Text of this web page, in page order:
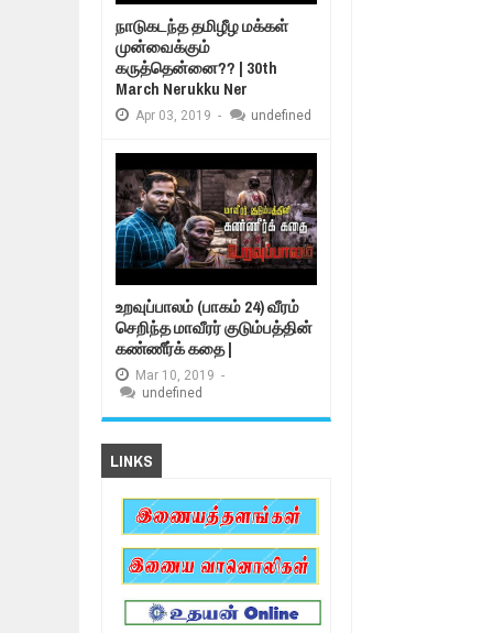
நாடுகடந்த தமிழீழ மக்கள்
முன்வைக்கும்
கருத்தென்னை?? | 30th
March Nerukku Ner
Apr 03, 2019 - undefined
உறவுப்பாலம் (பாகம் 24) வீரம்
செறிந்த மாவீரர் குடும்பத்தின்
கண்ணீர்க் கதை |
Mar 10, 2019 -
undefined
LINKS